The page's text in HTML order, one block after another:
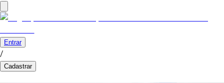
Entrar
/
Cadastrar